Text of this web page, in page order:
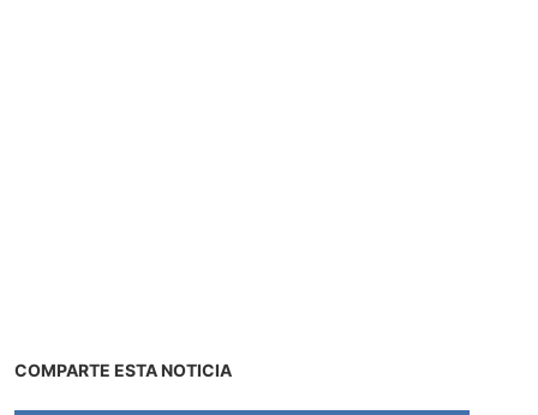
COMPARTE ESTA NOTICIA